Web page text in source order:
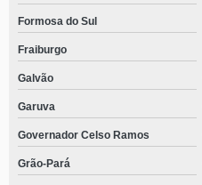
Formosa do Sul
Fraiburgo
Galvão
Garuva
Governador Celso Ramos
Grão-Pará